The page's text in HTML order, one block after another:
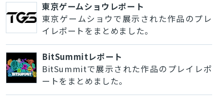
東京ゲームショウレポート
東京ゲームショウで展示された作品のプレ
イレポートをまとめました。
BitSummitレポート
BitSummitで展示された作品のプレイレポ
ートをまとめました。